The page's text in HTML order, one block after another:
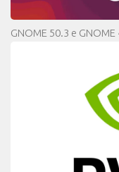
GNOME 50.3 e